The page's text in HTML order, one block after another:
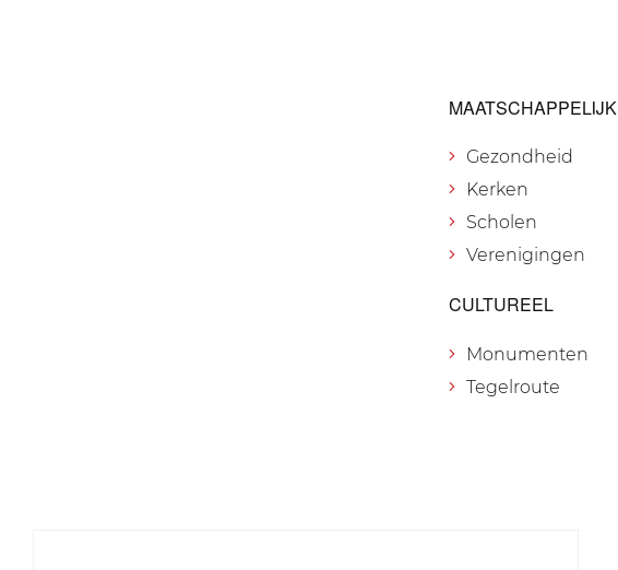
MAATSCHAPPELIJK
Gezondheid
Kerken
Scholen
Verenigingen
CULTUREEL
Monumenten
Tegelroute